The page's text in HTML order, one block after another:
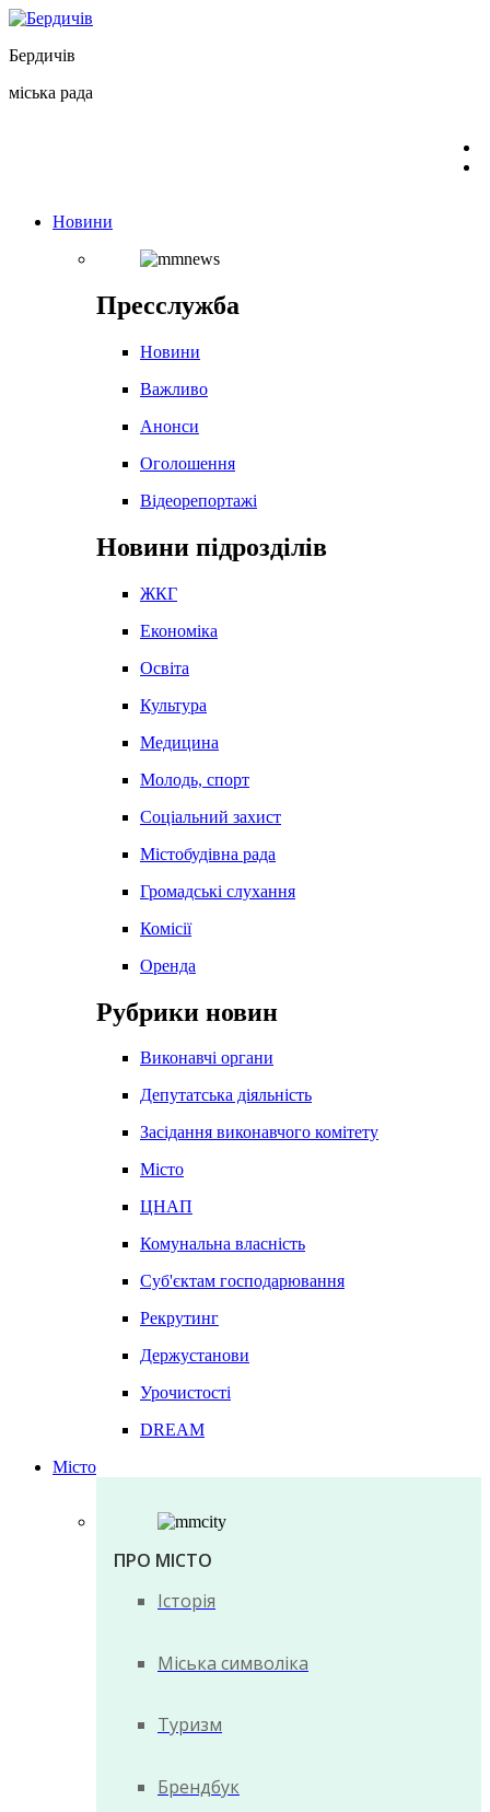
Перейти
вмісту
Бердичів
міська рада
Новини
Пресслужба
Новини
Важливо
Анонси
Оголошення
Відеорепортажі
Новини підрозділів
ЖКГ
Економіка
Освіта
Культура
Медицина
Молодь, спорт
Соціальний захист
Містобудівна рада
Громадські слухання
Комісії
Оренда
Рубрики новин
Виконавчі органи
Депутатська діяльність
Засідання виконавчого комітету
Місто
ЦНАП
Комунальна власність
Суб'єктам господарювання
Рекрутинг
Держустанови
Урочистості
DREAM
Місто
ПРО МІСТО
Історія
Міська символіка
Туризм
Брендбук